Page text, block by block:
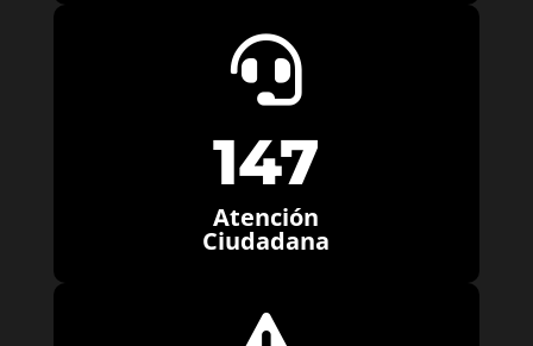

147
Atención
Ciudadana